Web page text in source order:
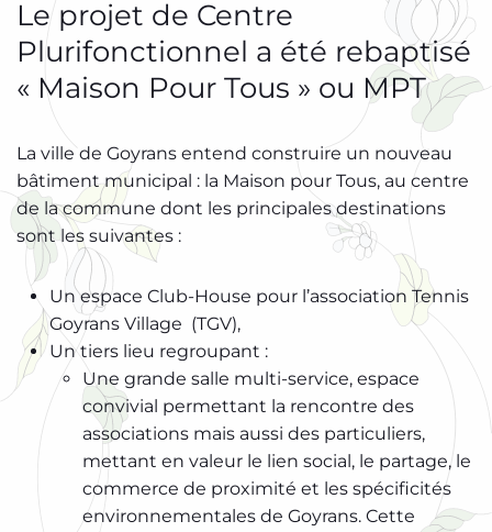
Le projet de Centre
Plurifonctionnel a été rebaptisé
« Maison Pour Tous » ou MPT
La ville de Goyrans entend construire un nouveau
bâtiment municipal : la Maison pour Tous, au centre
de la commune dont les principales destinations
sont les suivantes :
Un espace Club-House pour l’association Tennis
Goyrans Village (TGV),
Un tiers lieu regroupant :
Une grande salle multi-service, espace
convivial permettant la rencontre des
associations mais aussi des particuliers,
mettant en valeur le lien social, le partage, le
commerce de proximité et les spécificités
environnementales de Goyrans. Cette